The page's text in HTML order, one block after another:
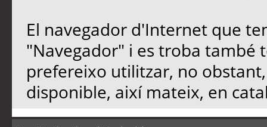
El navegador d'Internet que
"Navegador" i es troba també
prefereixo utilitzar, no
disponible, així mateix, en